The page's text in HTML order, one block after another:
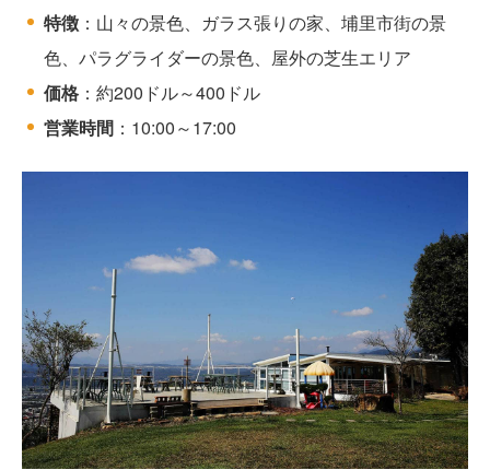
特徴 ：山々の景色、ガラス張りの家、埔里市街の景
色、パラグライダーの景色、屋外の芝生エリア
価格 ：約200ドル～400ドル
営業時間 ：10:00～17:00